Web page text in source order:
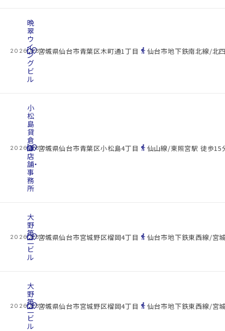
2026.08.07
cottage
晩
翠
ウ
イ
ン
グ
ビ
ル
location_on宮城県仙台市青葉区木町通1丁目 directions_walk 仙台市地下鉄南北線/北
2026.08.07
cottage
小
松
島
貸
倉
庫・
店
舗・
事
務
所
location_on宮城県仙台市青葉区小松島4丁目 directions_walk 仙山線/東照宮駅 徒歩15
2026.08.07
cottage
大
野
第
二
ビ
ル
location_on宮城県仙台市宮城野区榴岡4丁目 directions_walk 仙台市地下鉄東西線/宮
2026.08.07
cottage
大
野
第
二
ビ
ル
location_on宮城県仙台市宮城野区榴岡4丁目 directions_walk 仙台市地下鉄東西線/宮